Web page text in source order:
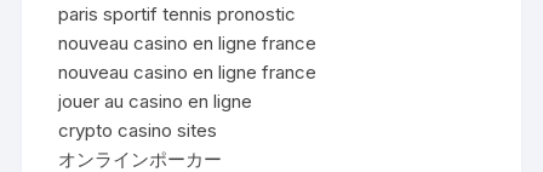
paris sportif tennis pronostic
nouveau casino en ligne france
nouveau casino en ligne france
jouer au casino en ligne
crypto casino sites
オンラインポーカー